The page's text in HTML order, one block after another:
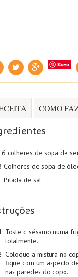
Save
COMO
colheres de sopa de
Colheres de sopa de
Pitada de sal
Toste o sésamo numa
totalmente.
Coloque a mistura no
fique com um aspecto
nas paredes do copo.